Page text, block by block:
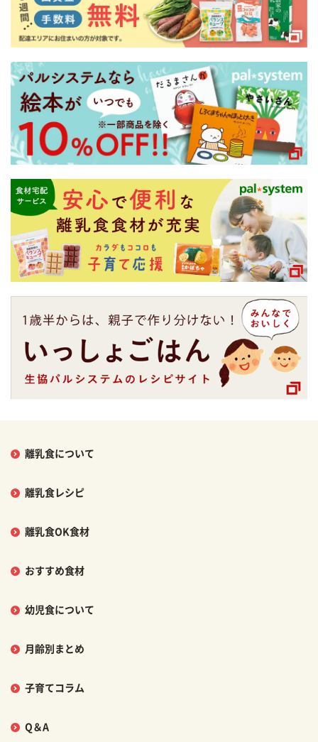
離乳食について
離乳食レシピ
離乳食OK食材
おすすめ食材
幼児食について
月齢別まとめ
子育てコラム
Q＆A